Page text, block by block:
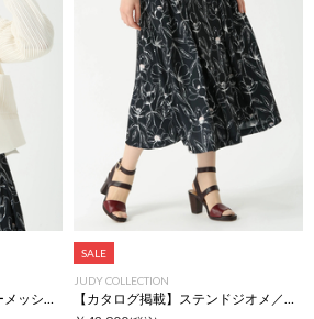
【カタログ掲載】エアフローメッシュ ジャケット
SALE
JUDY COLLECTION
【カタログ掲載】ステンドジオメ／ウィスパーフルールプリント スカート